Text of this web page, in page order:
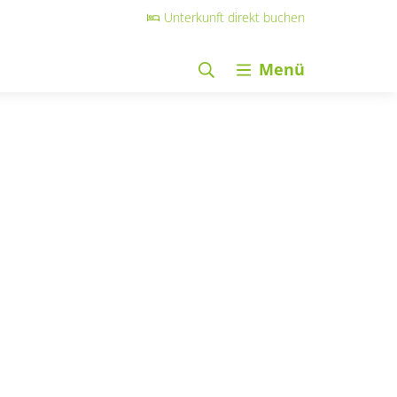
Unterkunft direkt buchen
Menü